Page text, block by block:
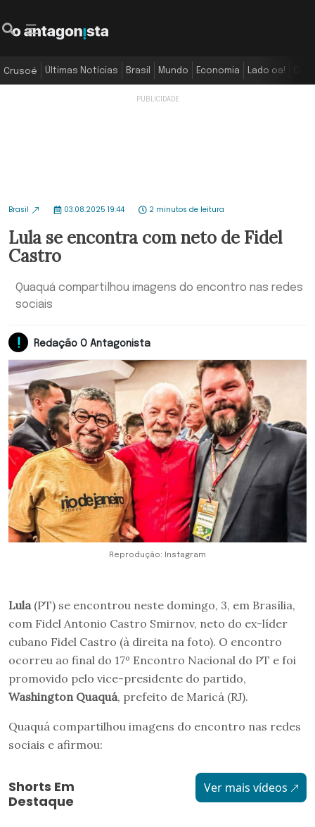
Crusoé Últimas Notícias Brasil Mundo Economia Lado oa!
Brasil 03.08.2025 19:44 2 minutos de leitura
Lula se encontra com neto de Fidel
Castro
Quaquá compartilhou imagens do encontro nas redes
sociais
Redação O Antagonista
Reprodução: Instagram
Lula (PT) se encontrou neste domingo, 3, em Brasília,
com Fidel Antonio Castro Smirnov, neto do ex-líder
cubano Fidel Castro (à direita na foto). O encontro
ocorreu ao final do 17º Encontro Nacional do PT e foi
promovido pelo vice-presidente do partido,
Washington Quaquá, prefeito de Maricá (RJ).
Quaquá compartilhou imagens do encontro nas redes
sociais e afirmou:
Shorts Em
Destaque
Ver mais vídeos